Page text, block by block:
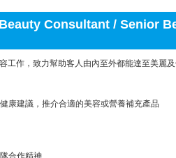
Consultant / Senior
工作，致力幫助客人由內至外都能達至美麗
康建議，推介合適的美容或營養補充產品